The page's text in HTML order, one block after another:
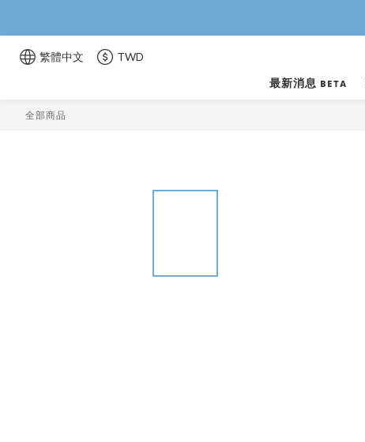
繁體中文 TWD
最新消息 ʙᴇᴛᴀ
全部商品